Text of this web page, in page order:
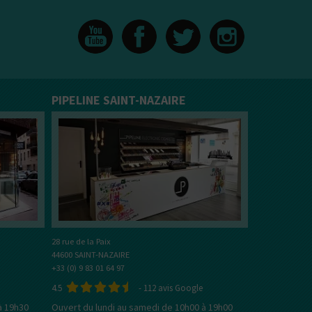
LES KITS
// ACCESSOIRES
Tous les fabricants A propos de PIPELINE
Kits e-Cigarettes e-Liquides
19h30
PIPELINE SAINT-NAZAIRE
28 rue de la Paix
44600 SAINT-NAZAIRE
+33 (0) 9 83 01 64 97
4.5 - 112avis Google
Ouvert du lundi au samedi de 10h00 à 19h00